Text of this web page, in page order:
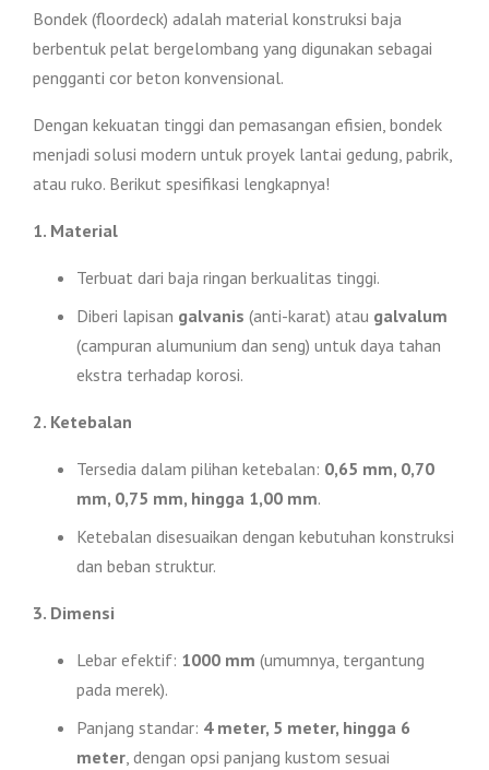
Bondek (floordeck) adalah material konstruksi baja
berbentuk pelat bergelombang yang digunakan sebagai
pengganti cor beton konvensional.
Dengan kekuatan tinggi dan pemasangan efisien, bondek
menjadi solusi modern untuk proyek lantai gedung, pabrik,
atau ruko. Berikut spesifikasi lengkapnya!
1. Material
Terbuat dari baja ringan berkualitas tinggi.
Diberi lapisan galvanis (anti-karat) atau galvalum
(campuran alumunium dan seng) untuk daya tahan
ekstra terhadap korosi.
2. Ketebalan
Tersedia dalam pilihan ketebalan: 0,65 mm, 0,70
mm, 0,75 mm, hingga 1,00 mm.
Ketebalan disesuaikan dengan kebutuhan konstruksi
dan beban struktur.
3. Dimensi
Lebar efektif: 1000 mm (umumnya, tergantung
pada merek).
Panjang standar: 4 meter, 5 meter, hingga 6
meter, dengan opsi panjang kustom sesuai